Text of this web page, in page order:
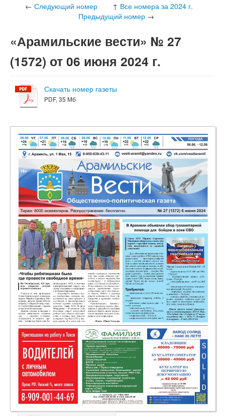
← Следующий номер ↑ Все номера за 2024 г.
Предыдущий номер →
«Арамильские вести» № 27
(1572) от 06 июня 2024 г.
Скачать номер газеты
PDF, 35 Мб